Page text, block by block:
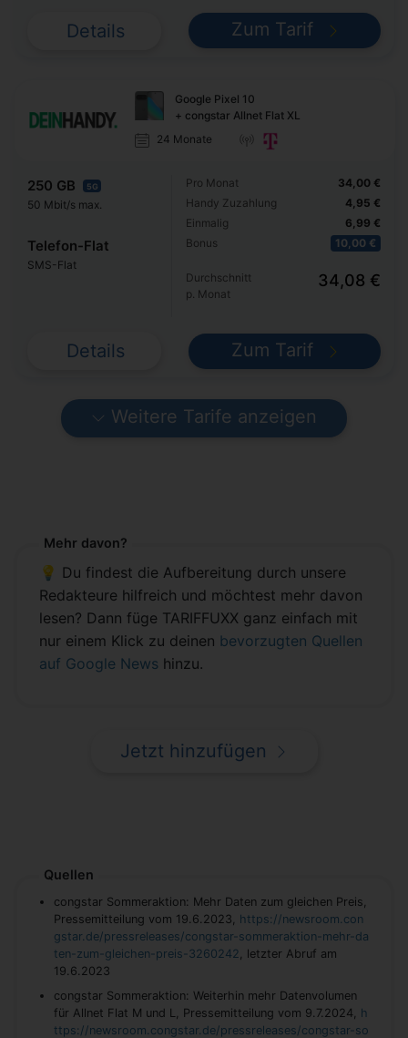
Details Zum Tarif
Google Pixel 10
+ congstar Allnet Flat XL
24 Monate
250 GB 5G
50 Mbit/s max.
Telefon-Flat
SMS-Flat
Pro Monat
Handy Zuzahlung
Einmalig
Bonus
34,00 €
4,95 €
6,99 €
10,00 €
Durchschnitt
p. Monat
34,08 €
Details Zum Tarif
Weitere Tarife anzeigen
Mehr davon?
💡 Du findest die Aufbereitung durch unsere
Redakteure hilfreich und möchtest mehr davon
lesen? Dann füge TARIFFUXX ganz einfach mit
nur einem Klick zu deinen bevorzugten Quellen
auf Google News hinzu.
Jetzt hinzufügen
Quellen
congstar Sommeraktion: Mehr Daten zum gleichen Preis,
Pressemitteilung vom 19.6.2023, https://newsroom.con
gstar.de/pressreleases/congstar-sommeraktion-mehr-da
ten-zum-gleichen-preis-3260242 , letzter Abruf am
19.6.2023
congstar Sommeraktion: Weiterhin mehr Datenvolumen
für Allnet Flat M und L, Pressemitteilung vom 9.7.2024, h
ttps://newsroom.congstar.de/pressreleases/congstar-so